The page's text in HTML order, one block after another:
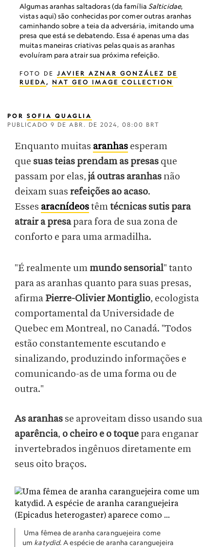
Algumas aranhas saltadoras (da família Salticidae,
vistas aqui) são conhecidas por comer outras aranhas
caminhando sobre a teia da adversária, imitando uma
presa que está se debatendo. Essa é apenas uma das
muitas maneiras criativas pelas quais as aranhas
evoluíram para atrair sua próxima refeição.
FOTO DE JAVIER AZNAR GONZÁLEZ DE
RUEDA , NAT GEO IMAGE COLLECTION
POR SOFIA QUAGLIA
PUBLICADO 9 DE ABR. DE 2024, 08:00 BRT
Enquanto muitas aranhas esperam
que suas teias prendam as presas que
passam por elas, já outras aranhas não
deixam suas refeições ao acaso.
Esses aracnídeostêmtécnicas sutis para
atrair a presapara fora de sua zona de
conforto e para uma armadilha.
"É realmente um mundo sensorial" tanto
para as aranhas quanto para suas presas,
afirma Pierre-Olivier Montiglio, ecologista
comportamental da Universidade de
Quebec em Montreal, no Canadá. "Todos
estão constantemente escutando e
sinalizando, produzindo informações e
comunicando-as de uma forma ou de
outra."
As aranhas se aproveitam disso usando sua
aparência, o cheiro e o toque para enganar
invertebrados ingênuos diretamente em
seus oito braços.
Uma fêmea de aranha caranguejeira come
um katydid. A espécie de aranha caranguejeira